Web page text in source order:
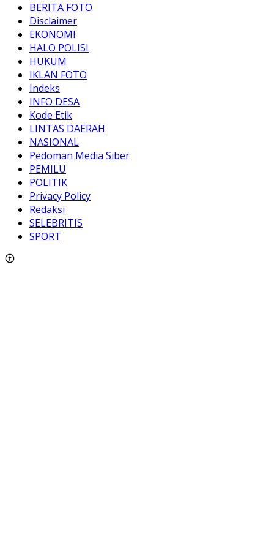
BERITA FOTO
Disclaimer
EKONOMI
HALO POLISI
HUKUM
IKLAN FOTO
Indeks
INFO DESA
Kode Etik
LINTAS DAERAH
NASIONAL
Pedoman Media Siber
PEMILU
POLITIK
Privacy Policy
Redaksi
SELEBRITIS
SPORT